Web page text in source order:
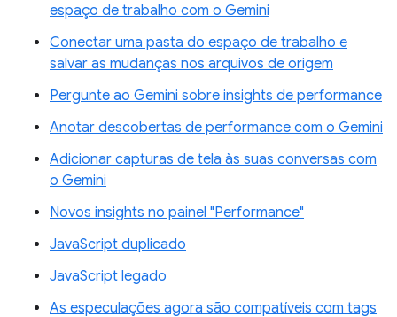
espaço de trabalho com o Gemini
Conectar uma pasta do espaço de trabalho e
salvar as mudanças nos arquivos de origem
Pergunte ao Gemini sobre insights de performance
Anotar descobertas de performance com o Gemini
Adicionar capturas de tela às suas conversas com
o Gemini
Novos insights no painel "Performance"
JavaScript duplicado
JavaScript legado
As especulações agora são compatíveis com tags